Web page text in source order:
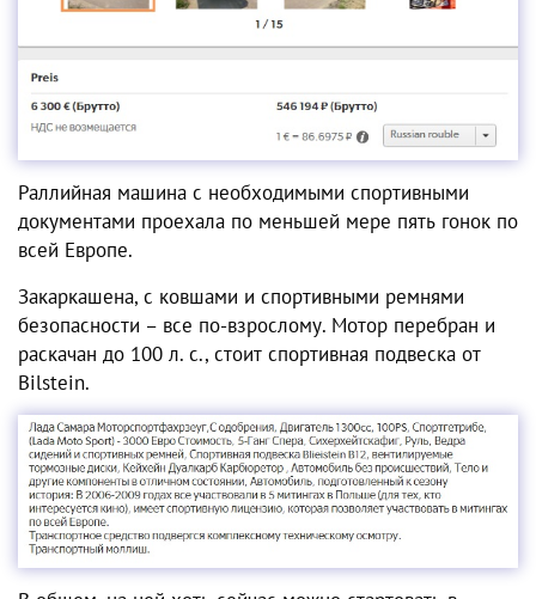
Раллийная машина с необходимыми спортивными
документами проехала по меньшей мере пять гонок по
всей Европе.
Закаркашена, с ковшами и спортивными ремнями
безопасности – все по-взрослому. Мотор перебран и
раскачан до 100 л. с., стоит спортивная подвеска от
Bilstein.